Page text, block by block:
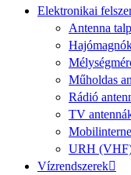
Elektronikai
Antenna
Műholdas
Rádió
TV
URH
Vízrendszerek